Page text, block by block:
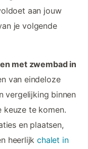
aan jouw
je volgende
met zwembad in
van eindeloze
vergelijking binnen
keuze te komen.
en plaatsen,
heerlijkchalet in